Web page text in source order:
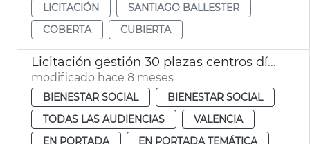
LICITACIÓN
SANTIAGO BALLESTER
COBERTA
CUBIERTA
Licitación gestión 30 plazas centros día titularidad privada
modificado hace 8 meses
BIENESTAR SOCIAL
BIENESTAR SOCIAL
TODAS LAS AUDIENCIAS
VALENCIA
EN PORTADA
EN PORTADA TEMÁTICA